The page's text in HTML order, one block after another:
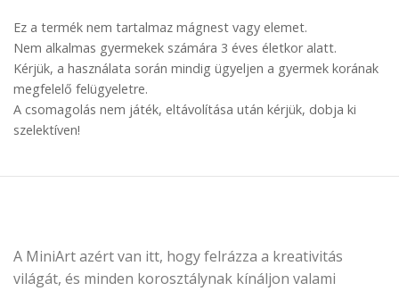
Ez a termék nem tartalmaz mágnest vagy elemet.
Nem alkalmas gyermekek számára 3 éves életkor alatt.
Kérjük, a használata során mindig ügyeljen a gyermek korának
megfelelő felügyeletre.
A csomagolás nem játék, eltávolítása után kérjük, dobja ki
szelektíven!
A MiniArt azért van itt, hogy felrázza a kreativitás
világát, és minden korosztálynak kínáljon valami